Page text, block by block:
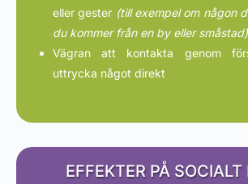
eller gester (till exempel om någon
du kommer från en by eller småstad)
Vägran att kontakta genom
uttrycka något direkt
EFFEKTER PÅ SOCIALT